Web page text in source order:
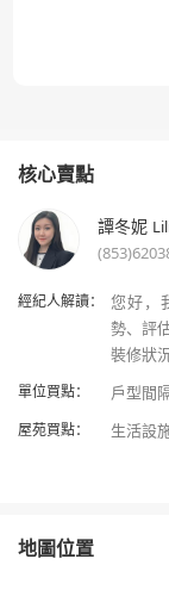
核心賣點
譚冬妮
經紀人解讀：
您好，
勢、評
單位買點：
屋苑買點：
地圖位置